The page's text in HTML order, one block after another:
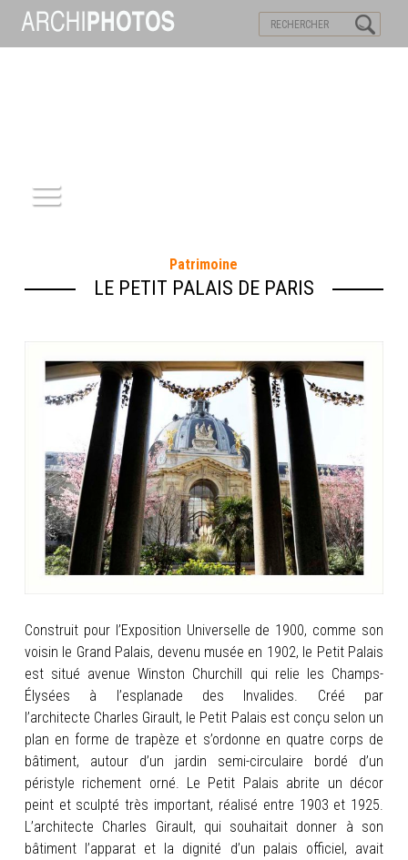
ARCHITECTURE
REPORTAGE
PORTFOLIO
CONTACT
Patrimoine
LE PETIT PALAIS DE PARIS
Construit pour l’Exposition Universelle de 1900, comme son
voisin le Grand Palais, devenu musée en 1902, le Petit Palais
est situé avenue Winston Churchill qui relie les Champs-
Élysées à l’esplanade des Invalides. Créé par
l’architecte Charles Girault, le Petit Palais est conçu selon un
plan en forme de trapèze et s’ordonne en quatre corps de
bâtiment, autour d’un jardin semi-circulaire bordé d’un
péristyle richement orné. Le Petit Palais abrite un décor
peint et sculpté très important, réalisé entre 1903 et 1925.
L’architecte Charles Girault, qui souhaitait donner à son
bâtiment l’apparat et la dignité d’un palais officiel, avait